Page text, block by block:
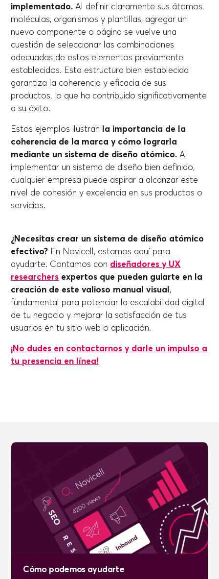
implementado.Al definir claramente sus átomos,
moléculas, organismos y plantillas, agregar un
nuevo componente o página se vuelve una
cuestión de seleccionar las combinaciones
adecuadas de estos elementos previamente
establecidos. Esta estructura bien establecida
garantiza la coherencia y eficacia de sus
productos, lo que ha contribuido significativamente
a su éxito.
Estos ejemplos ilustran la importancia de la
coherencia de la marca y cómo lograrla
mediante un sistema de diseño atómico.Al
implementar un sistema de diseño bien definido,
cualquier empresa puede aspirar a alcanzar este
nivel de cohesión y excelencia en sus productos o
servicios.
¿Necesitas crear un sistema de diseño atómico
efectivo? En Novicell, estamos aquí para
ayudarte. Contamos con diseñadores y UX
researchers expertos que pueden guiarte en la
creación de este valioso manual visual,
fundamental para potenciar la escalabilidad digital
de tu negocio y mejorar la satisfacción de tus
usuarios en tu sitio web o aplicación.
¡No dudes en contactarnos y darle un impulso a
tu presencia en línea!
Cómo podemos ayudarte